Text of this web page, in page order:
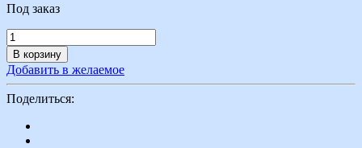
Под заказ
В корзину
Добавить в желаемое
Поделиться: